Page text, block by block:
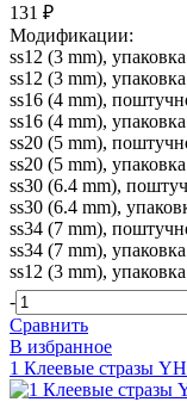
131 ₽
Модификации:
ss12 (3 mm),
ss12 (3 mm),
ss16 (4 mm),
ss16 (4 mm),
ss20 (5 mm),
ss20 (5 mm),
ss30 (6.4 mm),
ss30 (6.4 mm),
ss34 (7 mm),
ss34 (7 mm),
ss12 (3 mm),
-
Сравнить
В избранное
1 Клеевые стразы